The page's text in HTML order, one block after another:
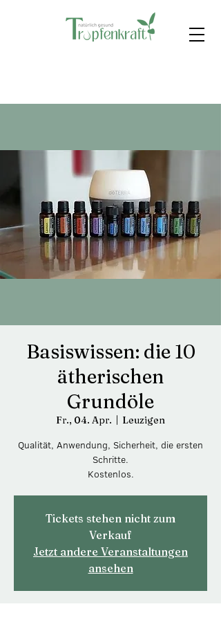
Basiswissen: die 10
ätherischen
Grundöle
Fr., 04. Apr.
  |
Leuzigen
Qualität, Anwendung, Sicherheit, die ersten
Schritte.
Kostenlos.
Tickets stehen nicht zum
Verkauf
Jetzt andere Veranstaltungen
ansehen